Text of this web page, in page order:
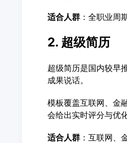
适合人群：全职业周
2. 超级简历
超级简历是国内较早
成果说话。
模板覆盖互联网、金
会给出实时评分与优
适合人群：互联网、